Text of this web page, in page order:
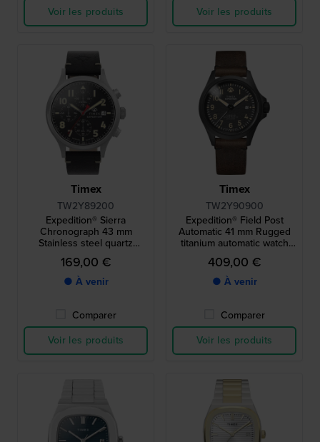
Voir les produits
Voir les produits
Timex
TW2Y89200
Expedition® Sierra
Chronograph 43 mm
Stainless steel quartz
chronograph with brushed
case
169,00 €
● À venir
Comparer
Voir les produits
Timex
TW2Y90900
Expedition® Field Post
Automatic 41 mm Rugged
titanium automatic watch
with brushed case
409,00 €
● À venir
Comparer
Voir les produits